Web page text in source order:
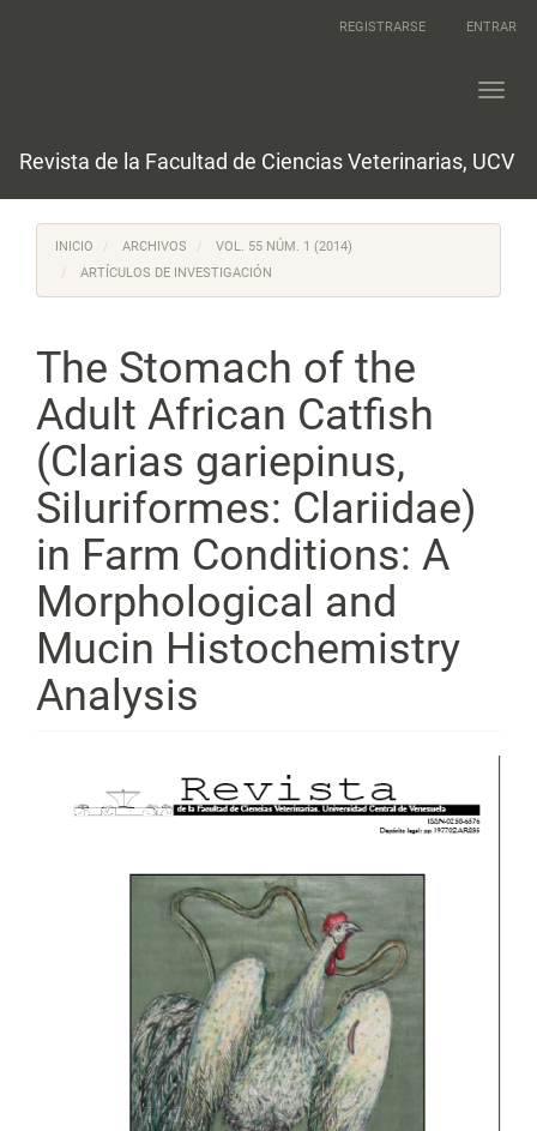
REGISTRARSE ENTRAR
Revista de la Facultad de Ciencias Veterinarias, UCV
INICIO ARCHIVOS
VOL. 55 NÚM. 1 (2014)
ARTÍCULOS DE INVESTIGACIÓN
The Stomach of the
Adult African Catfish
(Clarias gariepinus,
Siluriformes: Clariidae)
in Farm Conditions: A
Morphological and
Mucin Histochemistry
Analysis
lateral